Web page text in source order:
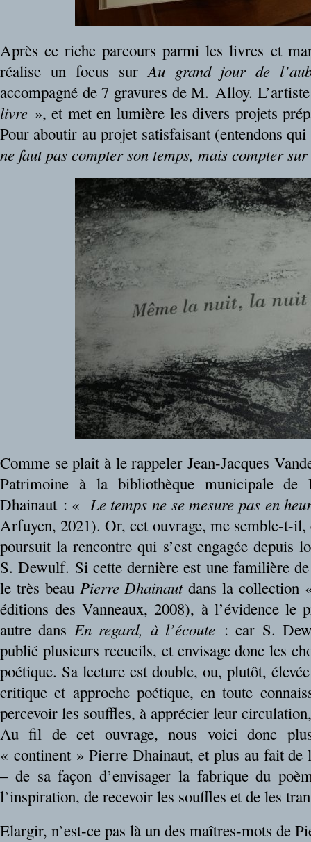
Après ce riche parcours parmi les livres et
réalise un focus surAu grand jour de
accompagné de 7 gravures de M. Alloy.
livre », et met en lumière les divers projets
Pour aboutir au projet satisfaisant (entendons
ne faut pas compter son temps, mais compter
Comme se plaît à le rappeler Jean-Jacques
Patrimoine à la bibliothèque municipale
Dhainaut : « Le temps ne se mesure pas en
Arfuyen, 2021). Or, cet ouvrage, me semble-t-
poursuit la rencontre qui s’est engagée depuis
S. Dewulf. Si cette dernière est une familière
le très beauPierre Dhainautdans la collection
éditions des Vanneaux, 2008), à l’évidence le
autre dans En regard, à l’écoute : car S.
publié plusieurs recueils, et envisage donc les
poétique. Sa lecture est double, ou, plutôt,
critique et approche poétique, en toute
percevoir les souffles, à apprécier leur
Au fil de cet ouvrage, nous voici donc
« continent » Pierre Dhainaut, et plus au fait de
– de sa façon d’envisager la fabrique du
l’inspiration, de recevoir les souffles et de les
Elargir, n’est-ce pas là un des maîtres-mots de